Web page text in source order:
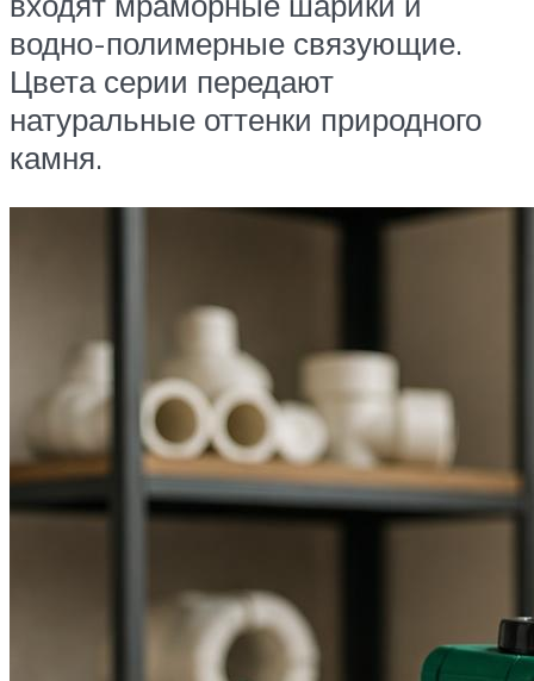
водно-полимерные связующие.
Цвета серии передают
натуральные оттенки природного
камня.